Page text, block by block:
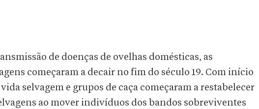
de doenças de ovelhas domésticas, as
começaram a decair no fim do século 19. Com início
selvagem e grupos de caça começaram a restabelecer
ao mover indivíduos dos bandos sobreviventes